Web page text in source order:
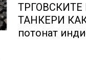
ТАНКЕРИ
потонат